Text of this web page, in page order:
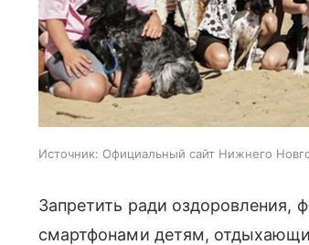
Источник: Официальный сайт Нижнего
Запретить ради оздоровления,
смартфонами детям,